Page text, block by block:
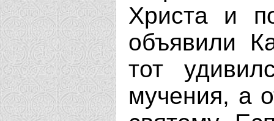
Христа и
объявили
тот
мучения, а